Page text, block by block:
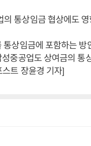
통상임금 협상에도
상임금에 포함하는
중공업도 상여금의 통
트 장윤경 기자]